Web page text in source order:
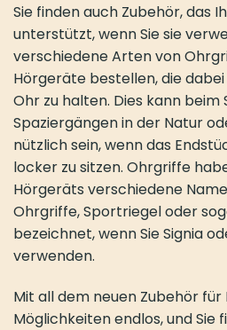
Sie finden auch Zubehör, das
unterstützt, wenn Sie sie
verschiedene Arten von
Hörgeräte bestellen, die
Ohr zu halten. Dies kann beim
Spaziergängen in der Natur
nützlich sein, wenn das
locker zu sitzen. Ohrgriffe
Hörgeräts verschiedene
Ohrgriffe, Sportriegel oder
bezeichnet, wenn Sie Signia
verwenden.
Mit all dem neuen Zubehör
Möglichkeiten endlos, und Sie